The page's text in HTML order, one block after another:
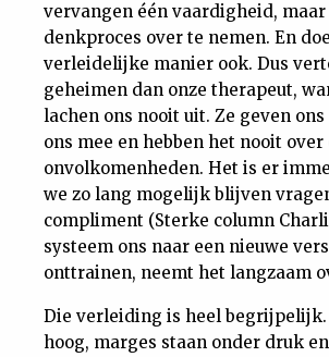
vervangen één vaardigheid,
denkproces over te nemen. En
verleidelijke manier ook. Dus
geheimen dan onze therapeut,
lachen ons nooit uit. Ze geven
ons mee en hebben het nooit over
onvolkomenheden. Het is er
we zo lang mogelijk blijven
compliment (Sterke column
systeem ons naar een nieuwe
onttrainen, neemt het langzaam
Die verleiding is heel
hoog, marges staan onder druk